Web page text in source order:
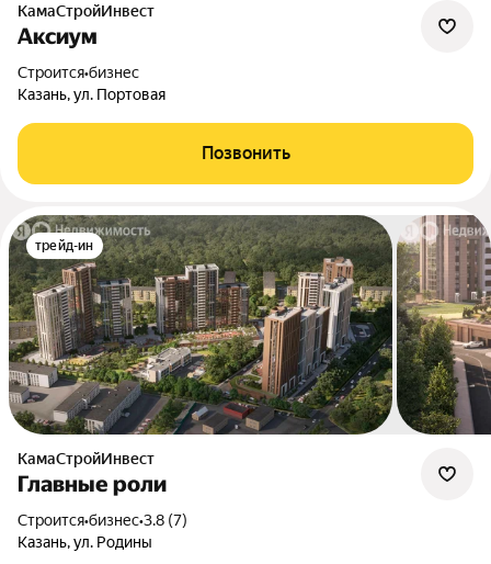
КамаСтройИнвест
Аксиум
Строится•бизнес
Казань, ул. Портовая
Позвонить
трейд-ин
КамаСтройИнвест
Главные роли
Строится•бизнес•3.8 (7)
Казань, ул. Родины